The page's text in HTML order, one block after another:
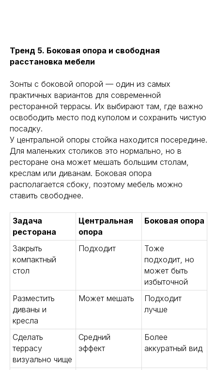
Тренд 5. Боковая опора и свободная
расстановка мебели
Зонты с боковой опорой — один из самых
практичных вариантов для современной
ресторанной террасы. Их выбирают там, где важно
освободить место под куполом и сохранить чистую
посадку.
У центральной опоры стойка находится посередине.
Для маленьких столиков это нормально, но в
ресторане она может мешать большим столам,
креслам или диванам. Боковая опора
располагается сбоку, поэтому мебель можно
ставить свободнее.
Задача
ресторана
Центральная
опора
Боковая опора
Закрыть
компактный
стол
Подходит
Тоже
подходит, но
может быть
избыточной
Разместить
диваны и
кресла
Может мешать
Подходит
лучше
Сделать
террасу
визуально чище
Средний
эффект
Более
аккуратный вид